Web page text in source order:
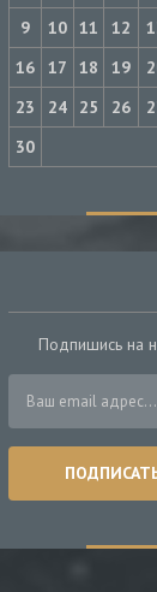
9
10 11 12
16
17 18 19
23
24 25 26
30
Подпишись на